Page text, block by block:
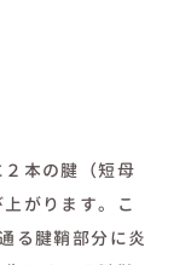
本の腱（短母
がります。こ
る腱鞘部分に炎